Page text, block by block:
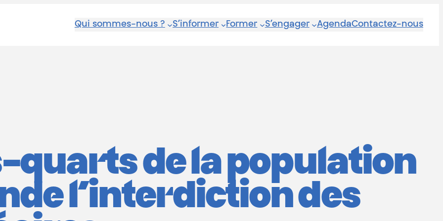
Qui sommes-nous ? S’informer Former S’engager AgendaContactez-nous
quarts de la population
l’interdiction des